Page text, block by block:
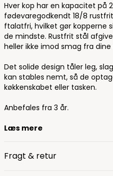
Hver kop har en kapacitet på
fødevaregodkendt 18/8
ftalatfri, hvilket gør kopperne
de mindste. Rustfrit stål
heller ikke imod smag fra dine
Det solide design tåler leg,
kan stables nemt, så de
køkkenskabet eller tasken.
Anbefales fra 3 år.
Læs mere
Fragt & retur